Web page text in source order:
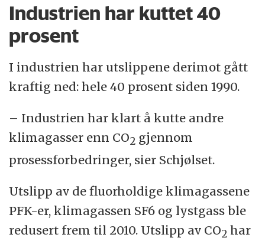
Industrien har kuttet 40
prosent
I industrien har utslippene derimot gått
kraftig ned: hele 40 prosent siden 1990.
– Industrien har klart å kutte andre
klimagasser enn CO2 gjennom
prosessforbedringer, sier Schjølset.
Utslipp av de fluorholdige klimagassene
PFK-er, klimagassen SF6 og lystgass ble
redusert frem til 2010. Utslipp av CO2 har